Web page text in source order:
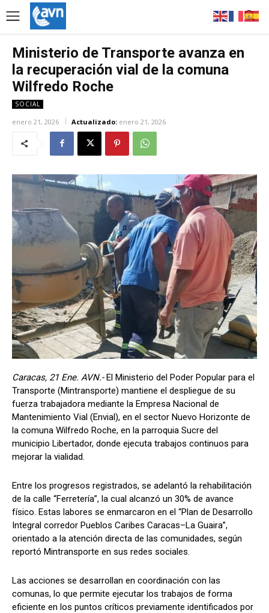
Ministerio de Transporte avanza en
la recuperación vial de la comuna
Wilfredo Roche
SOCIAL
enero 21, 2026 Actualizado: enero 21, 2026
Caracas, 21 Ene. AVN.-El Ministerio del Poder Popular para el
Transporte (Mintransporte) mantiene el despliegue de su
fuerza trabajadora mediante la Empresa Nacional de
Mantenimiento Vial (Envial), en el sector Nuevo Horizonte de
la comuna Wilfredo Roche, en la parroquia Sucre del
municipio Libertador, donde ejecuta trabajos continuos para
mejorar la vialidad.
Entre los progresos registrados, se adelantó la rehabilitación
de la calle “Ferretería”, la cual alcanzó un 30% de avance
físico. Estas labores se enmarcaron en el “Plan de Desarrollo
Integral corredor Pueblos Caribes Caracas–La Guaira”,
orientado a la atención directa de las comunidades, según
reportó Mintransporte en sus redes sociales.
Las acciones se desarrollan en coordinación con las
comunas, lo que permite ejecutar los trabajos de forma
eficiente en los puntos críticos previamente identificados por